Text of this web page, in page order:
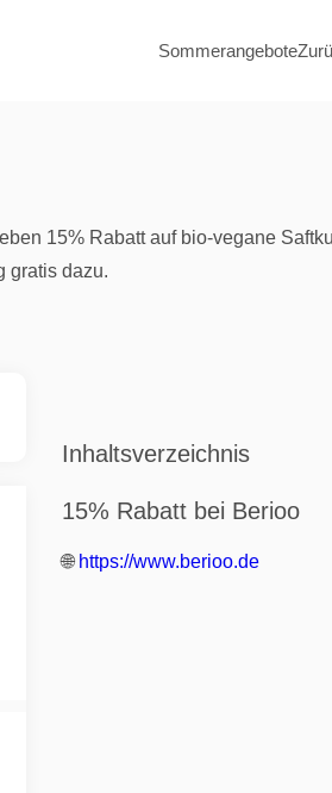
Sommerangebote
15% Rabatt auf bio-vegane
gratis dazu.
Inhaltsverzeichnis
15% Rabatt bei Berioo
🌐 https://www.berioo.de